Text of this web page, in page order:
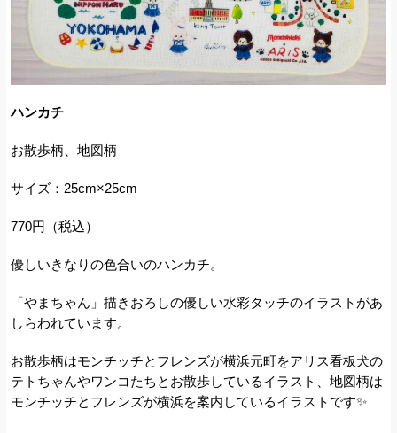
ハンカチ
お散歩柄、地図柄
サイズ：25cm×25cm
770円（税込）
優しいきなりの色合いのハンカチ。
「やまちゃん」描きおろしの優しい水彩タッチのイラストがあ
しらわれています。
お散歩柄はモンチッチとフレンズが横浜元町をアリス看板犬の
テトちゃんやワンコたちとお散歩しているイラスト、 地図柄は
モンチッチとフレンズが横浜を案内しているイラストです✨